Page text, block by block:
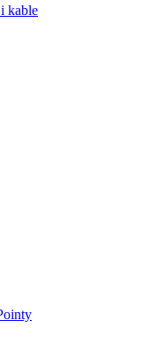
kable